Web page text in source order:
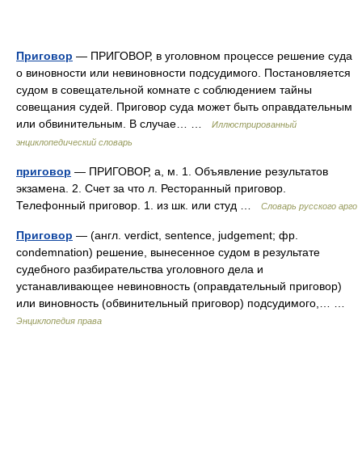
Приговор — ПРИГОВОР, в уголовном процессе решение суда
о виновности или невиновности подсудимого. Постановляется
судом в совещательной комнате с соблюдением тайны
совещания судей. Приговор суда может быть оправдательным
или обвинительным. В случае… …
Иллюстрированный
энциклопедический словарь
приговор — ПРИГОВОР, а, м. 1. Объявление результатов
экзамена. 2. Счет за что л. Ресторанный приговор.
Телефонный приговор. 1. из шк. или студ …
Словарь русского арго
Приговор — (англ. verdict, sentence, judgement; фр.
condemnation) решение, вынесенное судом в результате
судебного разбирательства уголовного дела и
устанавливающее невиновность (оправдательный приговор)
или виновность (обвинительный приговор) подсудимого,… …
Энциклопедия права